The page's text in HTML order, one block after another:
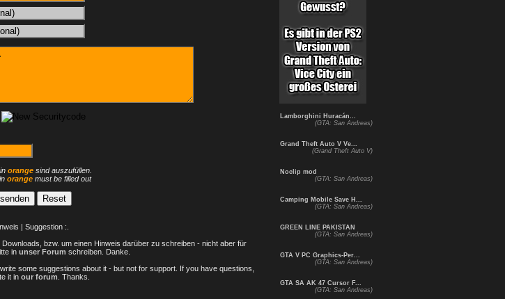
orange sind auszufüllen.
orangemust be filled out
| Suggestion :.
bzw. um einen Hinweis darüber zu schreiben - nicht aber für
in unser Forum schreiben. Danke.
some suggestions about it - but not for support. If you have questions,
it in our forum . Thanks.
Lamborghini Huracán...
(GTA: San Andreas)
Grand Theft Auto V Ve...
(Grand Theft Auto V)
Noclip mod
(GTA: San Andreas)
Camping Mobile Save H...
(GTA: San Andreas)
GREEN LINE PAKISTAN
(GTA: San Andreas)
GTA V PC Graphics-Per...
(GTA: San Andreas)
GTA SA AK 47 Cursor F...
(GTA: San Andreas)